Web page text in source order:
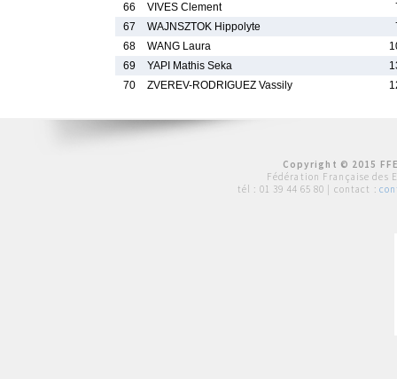
66
VIVES Clement
67
WAJNSZTOK Hippolyte
68
WANG Laura
69
YAPI Mathis Seka
70
ZVEREV-RODRIGUEZ Vassily
Copyright © 2015
Fédération Française des
tél : 01 39 44 65 80 | contact :